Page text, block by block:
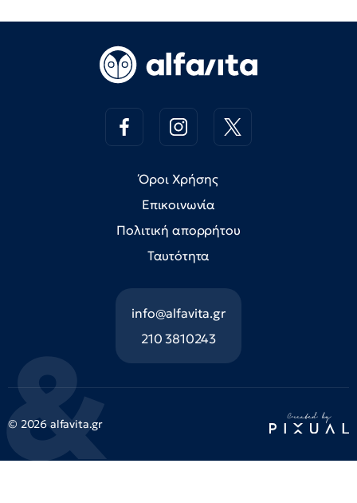
Όροι Χρήσης
Επικοινωνία
Πολιτική απορρήτου
Ταυτότητα
info@alfavita.gr
210 3810243
© 2026 alfavita.gr